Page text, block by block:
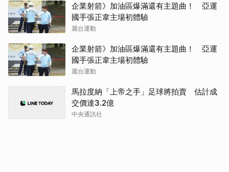
企業射箭》加油區爆滿還有主題曲！ 亞運
國手張正韋主場初體驗
麗台運動
企業射箭》加油區爆滿還有主題曲！ 亞運
國手張正韋主場初體驗
麗台運動
馬拉度納「上帝之手」足球將拍賣 估計成
交價達3.2億
中央通訊社